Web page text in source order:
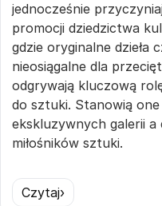
jednocześnie
promocji dziedzictwa
gdzie oryginalne dzieła
nieosiągalne dla
odgrywają kluczową
do sztuki. Stanowią
ekskluzywnych galerii a
miłośników sztuki.
Czytaj